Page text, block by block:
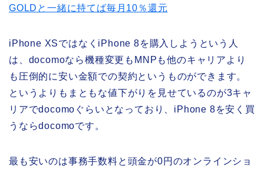
GOLDと一緒に持てば毎月10％還元
iPhone XSではなくiPhone 8を購入しようという人
は、docomoなら機種変更もMNPも他のキャリアより
も圧倒的に安い金額での契約というものができます。
というよりもまともな値下がりを見せているのが3キャ
リアでdocomoぐらいとなっており、iPhone 8を安く買
うならdocomoです。
最も安いのは事務手数料と頭金が0円のオンラインショ